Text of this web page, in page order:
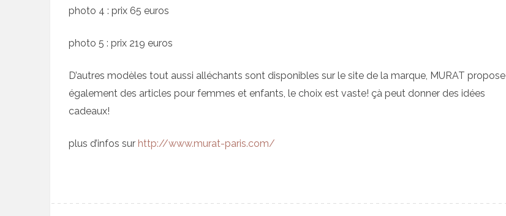
photo 4 : prix 65 euros
photo 5 : prix 219 euros
D’autres modèles tout aussi alléchants sont disponibles sur le site de la marque, MURAT propose
également des articles pour femmes et enfants, le choix est vaste! çà peut donner des idées
cadeaux!
plus d’infos sur http://www.murat-paris.com/